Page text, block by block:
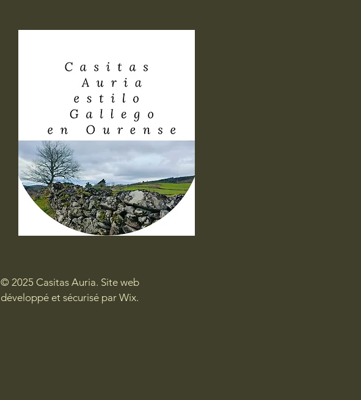
© 2025 Casitas Auria. Site web
développé et sécurisé par Wix.